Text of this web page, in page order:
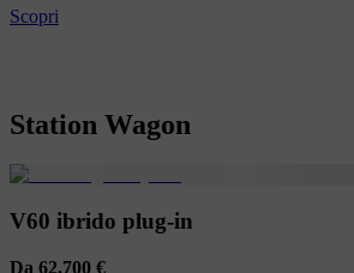
Scopri
Station Wagon
V60 ibrido plug-in
Da 62.700 €